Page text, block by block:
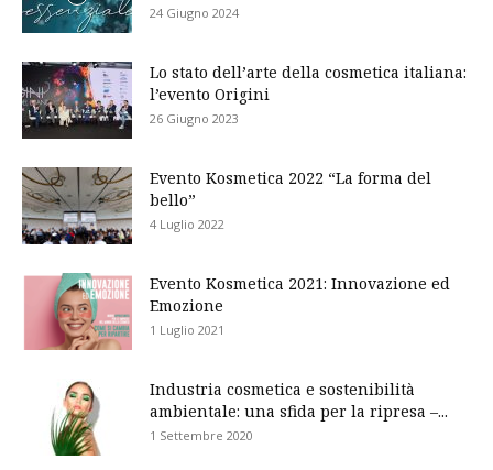
24 Giugno 2024
Lo stato dell’arte della cosmetica italiana:
l’evento Origini
26 Giugno 2023
Evento Kosmetica 2022 “La forma del
bello”
4 Luglio 2022
Evento Kosmetica 2021: Innovazione ed
Emozione
1 Luglio 2021
Industria cosmetica e sostenibilità
ambientale: una sfida per la ripresa –...
1 Settembre 2020